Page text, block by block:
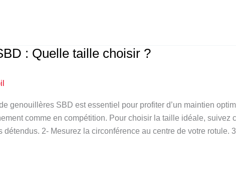
: Quelle taille choisir ?
genouillères SBD est essentiel pour profiter d’un maintien
comme en compétition. Pour choisir la taille idéale, suivez
détendus. 2- Mesurez la circonférence au centre de votre rotule.